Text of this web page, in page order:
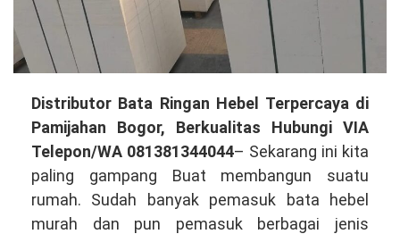
Distributor
Bata
Ringan
Hebel
Terpercaya
di
Distributor Bata Ringan Hebel Terpercaya di
Pamijahan Bogor, Berkualitas Hubungi VIA
Telepon/WA 081381344044– Sekarang ini kita
paling gampang Buat membangun suatu
rumah. Sudah banyak pemasuk bata hebel
murah dan pun pemasuk berbagai jenis